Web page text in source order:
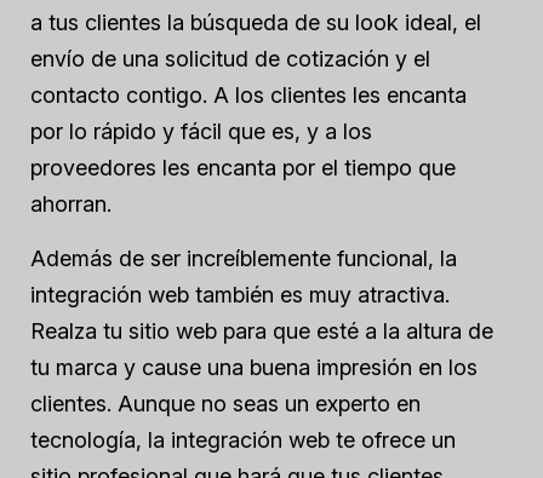
a tus clientes la búsqueda de su look ideal, el
envío de una solicitud de cotización y el
contacto contigo. A los clientes les encanta
por lo rápido y fácil que es, y a los
proveedores les encanta por el tiempo que
ahorran.
Además de ser increíblemente funcional, la
integración web también es muy atractiva.
Realza tu sitio web para que esté a la altura de
tu marca y cause una buena impresión en los
clientes. Aunque no seas un experto en
tecnología, la integración web te ofrece un